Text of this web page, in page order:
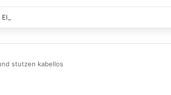
und Nachhaltigkeit für Ihr Zuhause
stutzen kabellos